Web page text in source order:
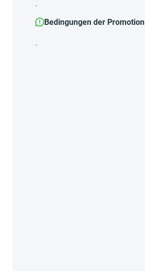
-
Bedingungen der Promotion
-